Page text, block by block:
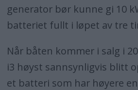
generator bør kunne gi 10
batteriet fullt i løpet av tre
Når båten kommer i salg i
i3 høyst sannsynligvis blitt
et batteri som har høyere